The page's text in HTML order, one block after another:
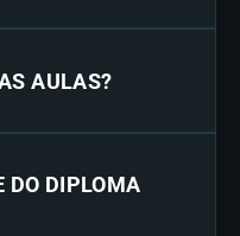
AULAS?
DO DIPLOMA